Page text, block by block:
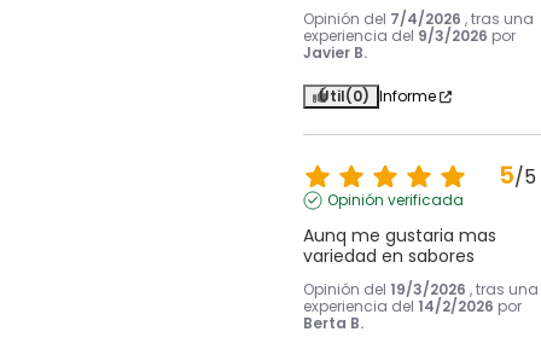
Opinión del 7/4/2026 , tras una
experiencia del 9/3/2026 por
Javier B.
Útil(0) Informe
5/5
Opinión verificada
Aunq me gustaria mas
variedad en sabores
Opinión del 19/3/2026 , tras una
experiencia del 14/2/2026 por
Berta B.